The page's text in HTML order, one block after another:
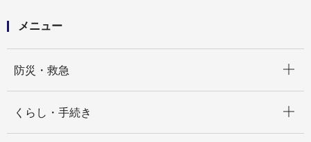
メニュー
防災・救急
くらし・手続き